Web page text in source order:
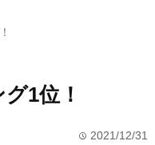
1位！
time 2021/12/31